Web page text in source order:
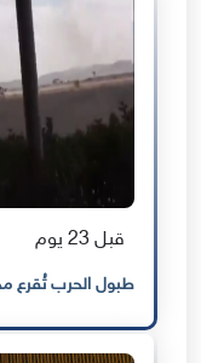
قبل 23 يوم
طبول الحرب تُقرع